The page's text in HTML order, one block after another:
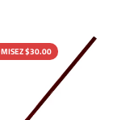
$30.00